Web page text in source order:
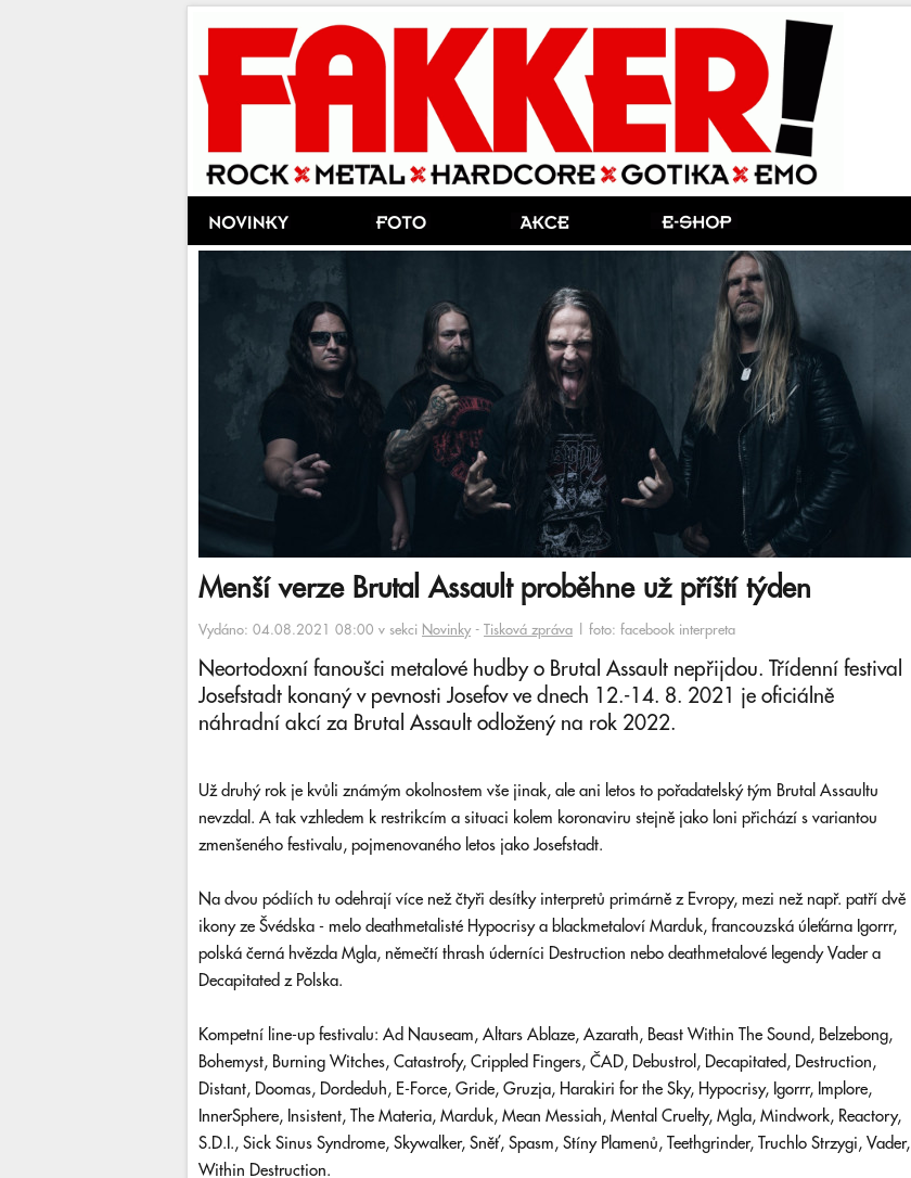
Menší verze Brutal Assault proběhne už příští týden
Vydáno: 04.08.2021 08:00 v sekci Novinky - Tisková zpráva | foto: facebook interpreta
Neortodoxní fanoušci metalové hudby o Brutal Assault nepřijdou. Třídenní festival
Josefstadt konaný v pevnosti Josefov ve dnech 12.-14. 8. 2021 je oficiálně
náhradní akcí za Brutal Assault odložený na rok 2022.
Už druhý rok je kvůli známým okolnostem vše jinak, ale ani letos to pořadatelský tým Brutal Assaultu
nevzdal. A tak vzhledem k restrikcím a situaci kolem koronaviru stejně jako loni přichází s variantou
zmenšeného festivalu, pojmenovaného letos jako Josefstadt.
Na dvou pódiích tu odehrají více než čtyři desítky interpretů primárně z Evropy, mezi než např. patří dvě
ikony ze Švédska - melo deathmetalisté Hypocrisy a blackmetaloví Marduk, francouzská úleťárna Igorrr,
polská černá hvězda Mgla, němečtí thrash úderníci Destruction nebo deathmetalové legendy Vader a
Decapitated z Polska.
Kompetní line-up festivalu: Ad Nauseam, Altars Ablaze, Azarath, Beast Within The Sound, Belzebong,
Bohemyst, Burning Witches, Catastrofy, Crippled Fingers, ČAD, Debustrol, Decapitated, Destruction,
Distant, Doomas, Dordeduh, E-Force, Gride, Gruzja, Harakiri for the Sky, Hypocrisy, Igorrr, Implore,
InnerSphere, Insistent, The Materia, Marduk, Mean Messiah, Mental Cruelty, Mgla, Mindwork, Reactory,
S.D.I., Sick Sinus Syndrome, Skywalker, Sněť, Spasm, Stíny Plamenů, Teethgrinder, Truchlo Strzygi, Vader,
Within Destruction.